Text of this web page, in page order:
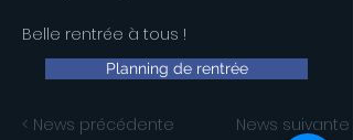
Belle rentrée à tous !
Planning de rentrée
< News précédente News suivante >